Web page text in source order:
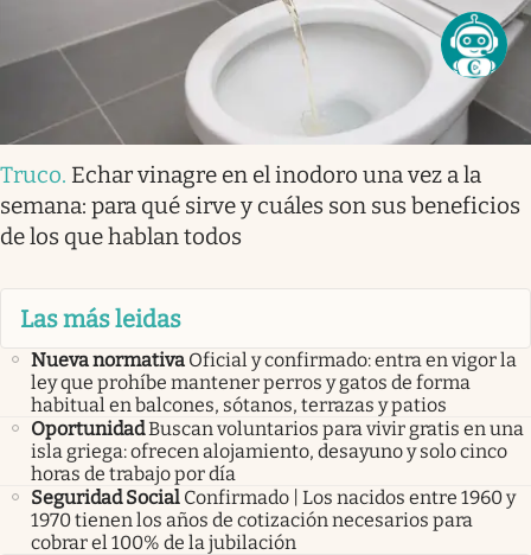
Truco. Echar vinagre en el inodoro una vez a la
semana: para qué sirve y cuáles son sus beneficios
de los que hablan todos
Las más leidas
Nueva normativa Oficial y confirmado: entra en vigor la
ley que prohíbe mantener perros y gatos de forma
habitual en balcones, sótanos, terrazas y patios
OportunidadBuscan voluntarios para vivir gratis en una
isla griega: ofrecen alojamiento, desayuno y solo cinco
horas de trabajo por día
Seguridad Social Confirmado | Los nacidos entre 1960 y
1970 tienen los años de cotización necesarios para
cobrar el 100% de la jubilación